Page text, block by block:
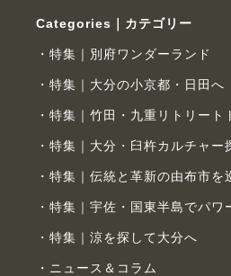
Categories｜カテゴリー
特集｜別府ワンダーランド
特集｜大分の小京都・日田へ
特集｜竹田・九重リトリート
特集｜大分・臼杵カルチャー
特集｜伝統と革新の由布市を
特集｜宇佐・国東半島でパワ
特集｜涼を探して大分へ
ニュース＆コラム